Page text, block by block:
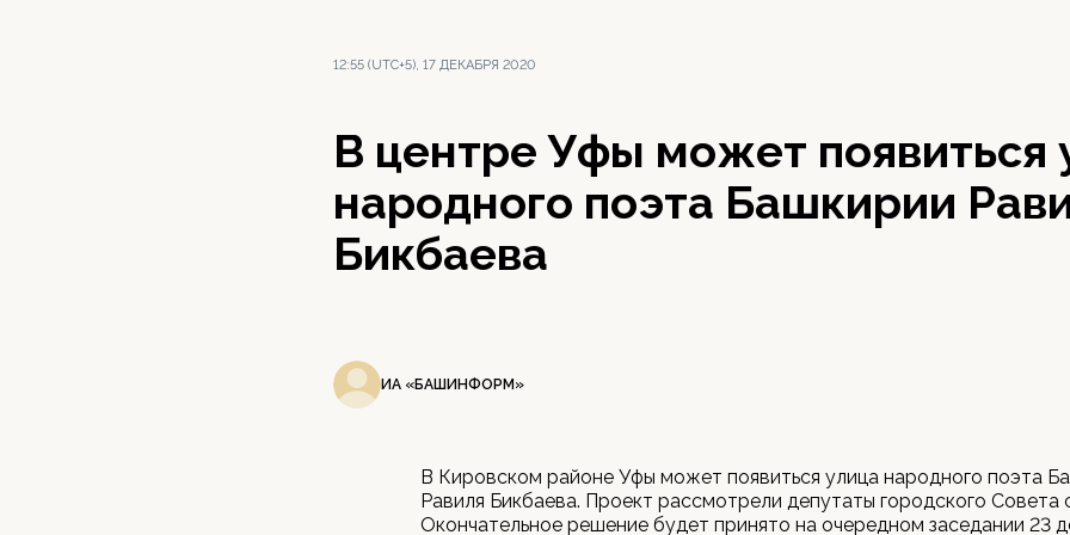
12:55 (UTC+5), 17 ДЕКАБРЯ 2020
В центре Уфы может появиться
народного поэта Башкирии
Бикбаева
ИА «БАШИНФОРМ»
В Кировском районе Уфы может появиться улица народного поэта
Равиля Бикбаева. Проект рассмотрели депутаты городского Совета
Окончательное решение будет принято на очередном заседании 23